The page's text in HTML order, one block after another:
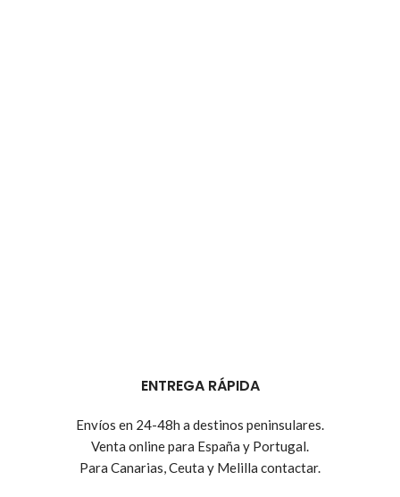
ENTREGA RÁPIDA
Envíos en 24-48h a destinos peninsulares.
Venta online para España y Portugal.
Para Canarias, Ceuta y Melilla contactar.